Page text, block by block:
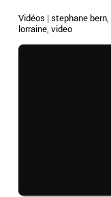
Vidéos |stephane bern,
lorraine,video